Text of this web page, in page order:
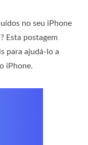
no seu iPhone
Esta postagem
para ajudá-lo a
iPhone.